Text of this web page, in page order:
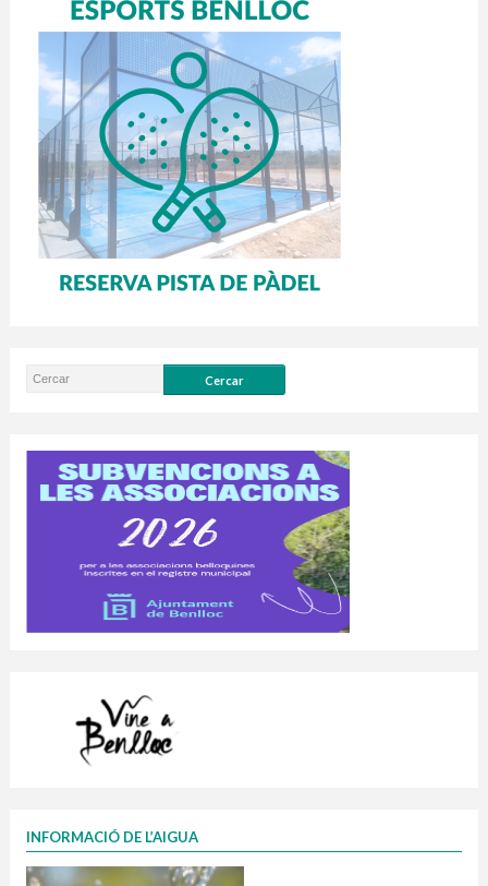
INFORMACIÓ DE L’AIGUA